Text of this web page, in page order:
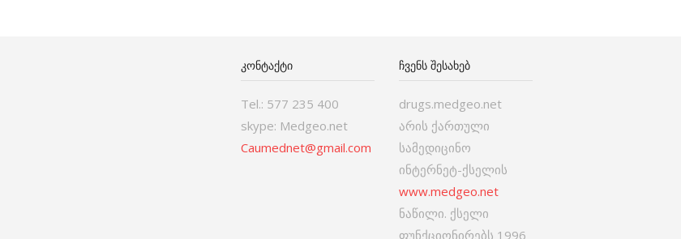
ᲙᲝᲜᲢᲐᲥᲢᲘ
Tel.: 577 235 400
skype: Medgeo.net
Caumednet@gmail.com
ᲩᲕᲔᲜᲡ ᲨᲔᲡᲐᲮᲔᲑ
drugs.medgeo.net
არის ქართული
სამედიცინო
ინტერნეტ-ქსელის
www.medgeo.net
ნაწილი. ქსელი
ფუნქციონირებს 1996